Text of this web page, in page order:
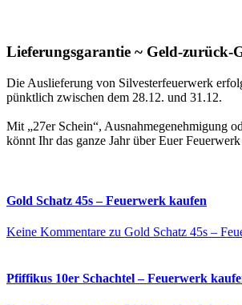
Lieferungsgarantie ~ Geld-zurück-
Die Auslieferung von Silvesterfeuerwerk
pünktlich zwischen dem 28.12. und 31.12.
Mit „27er Schein“, Ausnahmegenehmigung
könnt Ihr das ganze Jahr über Euer
Gold Schatz 45s – Feuerwerk kaufen
Keine Kommentare zu Gold Schatz 45s –
Pfiffikus 10er Schachtel – Feuerwerk